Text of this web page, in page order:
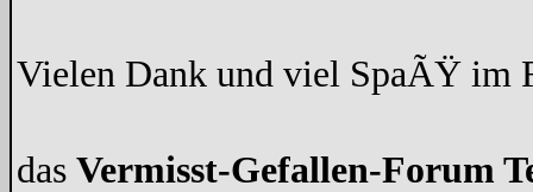
Vielen Dank und viel SpaÃŸ im
das Vermisst-Gefallen-Forum